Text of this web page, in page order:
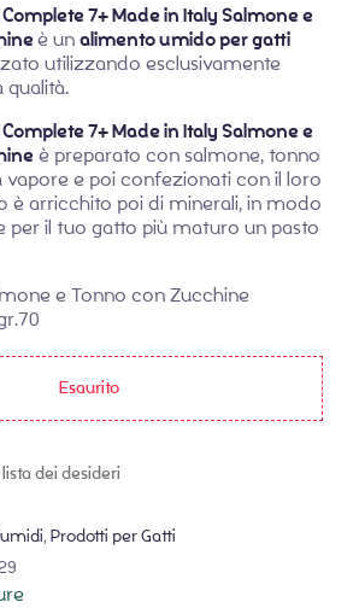
7+ Made in Italy Salmone e
è unalimento umido per gatti
utilizzando esclusivamente
qualità.
7+ Made in Italy Salmone e
è preparato con salmone, tonno
vapore e poi confezionati con il loro
è arricchito poi di minerali, in modo
per il tuo gatto più maturo un pasto
e Tonno con Zucchine
Esaurito
dei desideri
, Prodotti per Gatti